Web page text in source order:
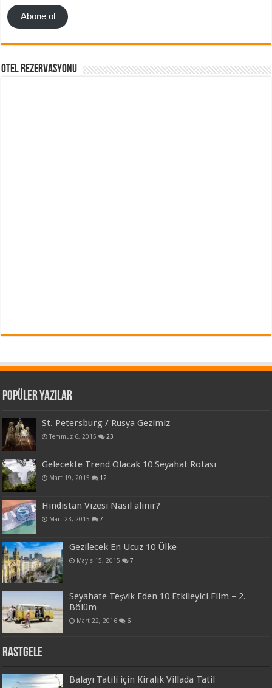
Abone ol
Otel Rezervasyonu
Popüler Yazılar
St. Petersburg / Rusya Gezimiz
Temmuz 6, 2015 23
Gelecekte Trend Olacak 10 Seyahat Rotası
Mart 19, 2015 12
Hindistan Vizesi Nasıl alınır?
Mart 23, 2015 7
Gezilecek En Ucuz 10 Ülke
Mayıs 15, 2015 7
Seyahate Teşvik Eden 10 Etkileyici Film – 2.
Bölüm
Mart 22, 2016 6
Rastgele
Balayı Tatili için Kiralık Villada Tatil